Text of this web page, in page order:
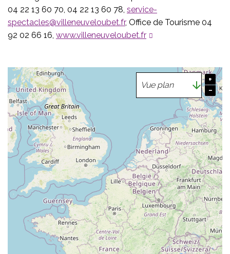
04 22 13 60 70, 04 22 13 60 78, service-
spectacles@villeneuveloubet.fr, Office de Tourisme 04
92 02 66 16, www.villeneuveloubet.fr
+
−